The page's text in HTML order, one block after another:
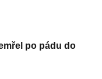
po pádu do